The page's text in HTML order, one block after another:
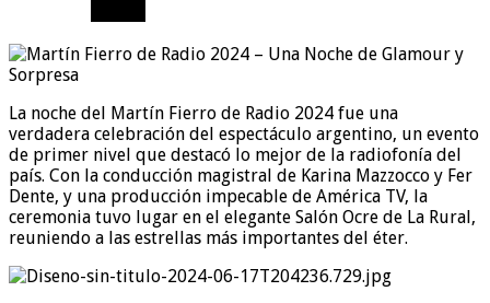
La noche del Martín Fierro de Radio 2024 fue una
verdadera celebración del espectáculo argentino, un evento
de primer nivel que destacó lo mejor de la radiofonía del
país. Con la conducción magistral de Karina Mazzocco y Fer
Dente, y una producción impecable de América TV, la
ceremonia tuvo lugar en el elegante Salón Ocre de La Rural,
reuniendo a las estrellas más importantes del éter.